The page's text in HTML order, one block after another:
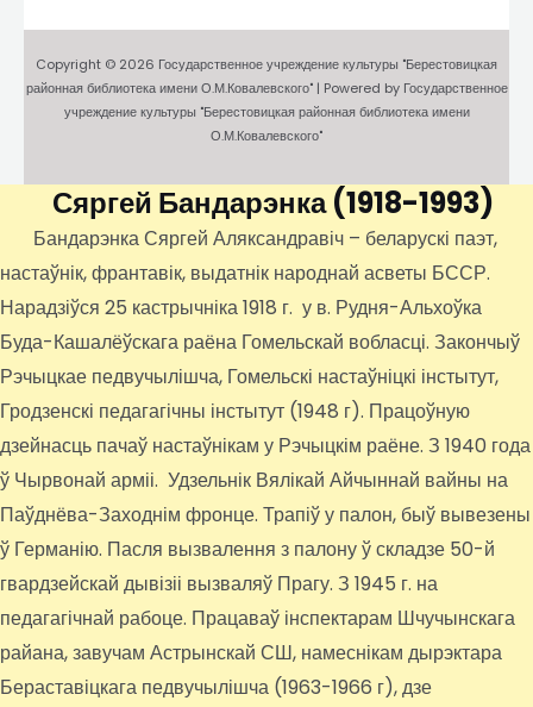
Copyright © 2026 Государственное учреждение культуры "Берестовицкая
районная библиотека имени О.М.Ковалевского" | Powered by Государственное
учреждение культуры "Берестовицкая районная библиотека имени
О.М.Ковалевского"
Сяргей Бандарэнка(1918-1993)
Бандарэнка Сяргей Аляксандравіч – беларускі паэт,
настаўнік, франтавік, выдатнік народнай асветы БССР.
Нарадзіўся 25 кастрычніка 1918 г. у в. Рудня-Альхоўка
Буда-Кашалёўскага раёна Гомельскай вобласці. Закончыў
Рэчыцкае педвучылішча, Гомельскі настаўніцкі інстытут,
Гродзенскі педагагічны інстытут (1948 г). Працоўную
дзейнасць пачаў настаўнікам у Рэчыцкім раёне. З 1940 года
ў Чырвонай арміі. Удзельнік Вялікай Айчыннай вайны на
Паўднёва-Заходнім фронце. Трапіў у палон, быў вывезены
ў Германію. Пасля вызвалення з палону ў складзе 50-й
гвардзейскай дывізіі вызваляў Прагу. З 1945 г. на
педагагічнай рабоце. Працаваў інспектарам Шчучынскага
райана, завучам Астрынскай СШ, намеснікам дырэктара
Бераставіцкага педвучылішча (1963-1966 г), дзе